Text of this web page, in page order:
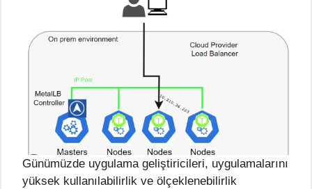
Günümüzde uygulama geliştiricileri, uygulamalarını
yüksek kullanılabilirlik ve ölçeklenebilirlik